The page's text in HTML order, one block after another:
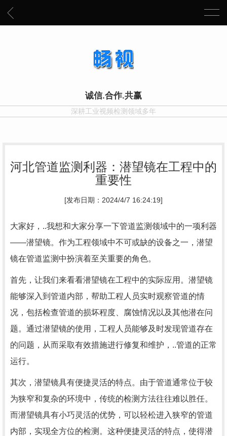
诚信.合作.共赢
深耕工业视频检测领域多年
河北管道监测利器：潜望镜在工程中的
重要性
[发布日期：2024/4/7 16:24:19]
大家好，..我想和大家分享一下管道监测领域中的一项利器
——潜望镜。作为工程领域中不可或缺的设备之一，潜望
镜在管道监测中扮演着至关重要的角色。
首先，让我们来看看潜望镜在工程中的实际应用。潜望镜
能够深入到管道内部，帮助工程人员实时观察管道的情
况，包括检查管道的损坏程度、腐蚀情况以及其他潜在问
题。通过潜望镜的使用，工程人员能够及时发现管道存在
的问题，从而采取有效措施进行修复和维护，..管道的正常
运行。
其次，潜望镜具有便捷灵活的特点。由于管道通常位于较
为狭窄和复杂的环境中，传统的检测方法往往难以胜任。
而潜望镜具有小巧灵活的优势，可以轻松进入狭窄的管道
内部，实现全方位的检测。这种便捷灵活的特点，使得潜